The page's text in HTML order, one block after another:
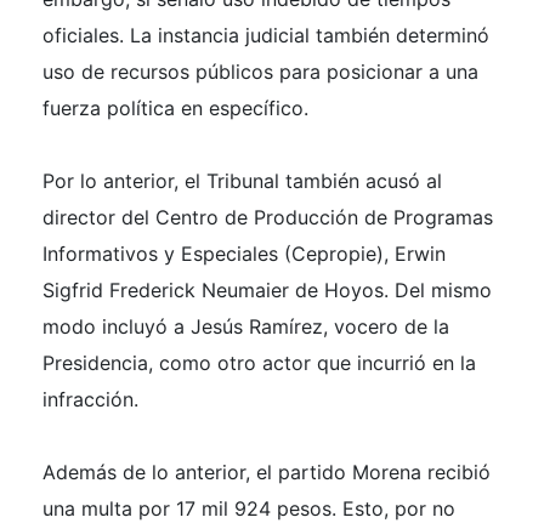
oficiales. La instancia judicial también determinó
uso de recursos públicos para posicionar a una
fuerza política en específico.
Por lo anterior, el Tribunal también acusó al
director del Centro de Producción de Programas
Informativos y Especiales (Cepropie), Erwin
Sigfrid Frederick Neumaier de Hoyos. Del mismo
modo incluyó a Jesús Ramírez, vocero de la
Presidencia, como otro actor que incurrió en la
infracción.
Además de lo anterior, el partido Morena recibió
una multa por 17 mil 924 pesos. Esto, por no